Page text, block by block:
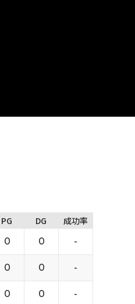
PG DG 成功率
0 0 -
0 0 -
0 0 -